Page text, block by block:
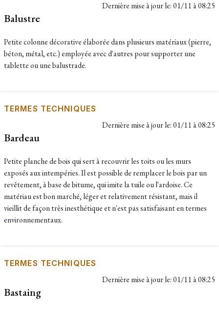
Dernière mise à jour le:01/11 à 08:25
Balustre
Petite colonne décorative élaborée dans plusieurs matériaux (pierre,
béton, métal, etc.) employée avec d'autres pour supporter une
tablette ou une balustrade.
TERMES TECHNIQUES
Dernière mise à jour le:01/11 à 08:25
Bardeau
Petite planche de bois qui sert à recouvrir les toits ou les murs
exposés aux intempéries. Il est possible de remplacer le bois par un
revêtement, à base de bitume, qui imite la tuile ou l'ardoise. Ce
matériau est bon marché, léger et relativement résistant, mais il
vieillit de façon très inesthétique et n'est pas satisfaisant en termes
environnementaux.
TERMES TECHNIQUES
Dernière mise à jour le:01/11 à 08:25
Bastaing